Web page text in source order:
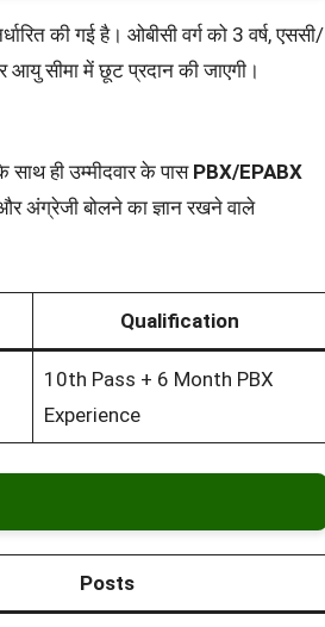
की गई है। ओबीसी वर्ग को 3 वर्ष, एससी/
आयु सीमा में छूट प्रदान की जाएगी।
साथ ही उम्मीदवार के पासPBX/EPABX
अंग्रेजी बोलने का ज्ञान रखने वाले
Qualification
10th Pass + 6 Month PBX
Experience
Posts